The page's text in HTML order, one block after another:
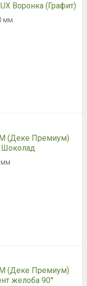
Воронка (Графит)
мм
(Деке Премиум)
Шоколад
мм
(Деке Премиум)
желоба 90°